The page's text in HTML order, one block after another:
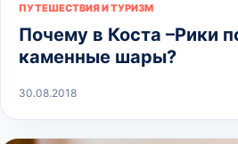
ПУТЕШЕСТВИЯ И ТУРИЗМ
Почему в Коста –Рики
каменные шары?
30.08.2018